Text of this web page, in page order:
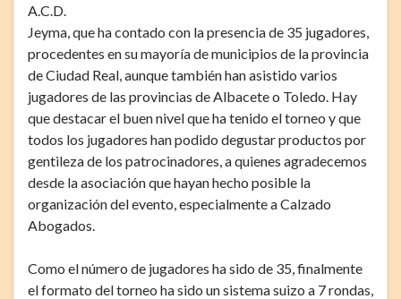
A.C.D.
Jeyma, que ha contado con la presencia de 35 jugadores,
procedentes en su mayoría de municipios de la provincia
de Ciudad Real, aunque también han asistido varios
jugadores de las provincias de Albacete o Toledo. Hay
que destacar el buen nivel que ha tenido el torneo y que
todos los jugadores han podido degustar productos por
gentileza de los patrocinadores, a quienes agradecemos
desde la asociación que hayan hecho posible la
organización del evento, especialmente a Calzado
Abogados.
Como el número de jugadores ha sido de 35, finalmente
el formato del torneo ha sido un sistema suizo a 7 rondas,